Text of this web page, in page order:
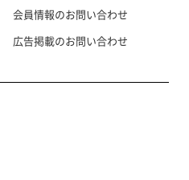
会員情報のお問い合わせ
広告掲載のお問い合わせ